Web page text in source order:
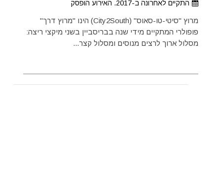
התקיים לאחרונה ב-2017. האירוע הופסק
מרוץ "סיטי-טו-סאוס" (City2South) הינו "מרוץ דרך"
פופולרי המתקיים מידי שנה בבריסביין בשני מיקצי ריצה:
מסלול ארוך לרצים מנוסים ומסלול קצר...